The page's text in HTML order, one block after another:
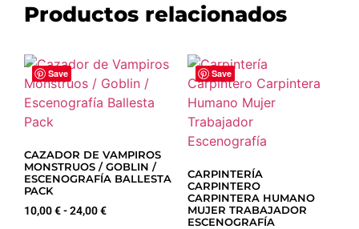
Productos relacionados
Save
CAZADOR DE VAMPIROS
MONSTRUOS / GOBLIN /
ESCENOGRAFÍA BALLESTA
PACK
10,00€-24,00€
Save
CARPINTERÍA
CARPINTERO
CARPINTERA HUMANO
MUJER TRABAJADOR
ESCENOGRAFÍA